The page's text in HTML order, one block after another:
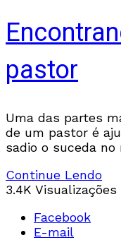
pastor
Uma das partes
de um pastor é
sadio o suceda no
Continue Lendo
3.4K Visualizações
Facebook
E-mail